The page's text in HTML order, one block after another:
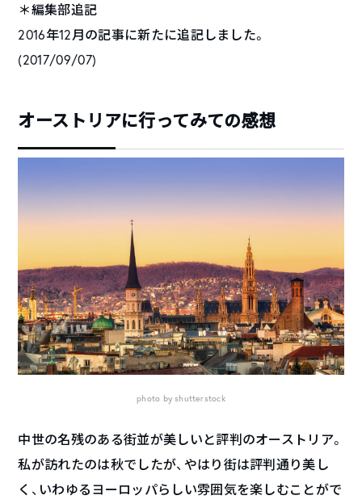
＊編集部追記
2016年12月の記事に新たに追記しました。
(2017/09/07)
オーストリアに行ってみての感想
photo by shutterstock
中世の名残のある街並が美しいと評判のオーストリア。
私が訪れたのは秋でしたが、やはり街は評判通り美し
く、いわゆるヨーロッパらしい雰囲気を楽しむことがで